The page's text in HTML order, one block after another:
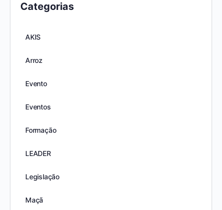
Categorias
AKIS
Arroz
Evento
Eventos
Formação
LEADER
Legislação
Maçã